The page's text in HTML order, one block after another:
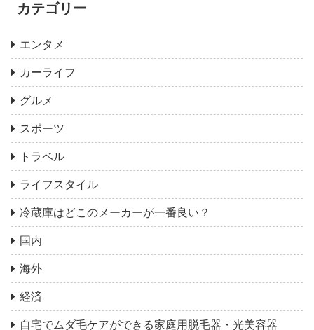
カテゴリー
エンタメ
カーライフ
グルメ
スポーツ
トラベル
ライフスタイル
冷蔵庫はどこのメーカーが一番良い？
国内
海外
経済
自宅でムダ毛ケアができる家庭用脱毛器・光美容器